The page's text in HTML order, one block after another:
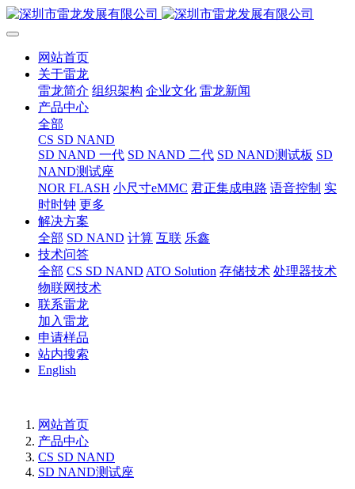
网站首页
关于雷龙
雷龙简介 组织架构 企业文化 雷龙新闻
产品中心
全部
CS SD NAND
SD NAND 一代 SD NAND 二代 SD NAND测试板 SD
NAND测试座
NOR FLASH 小尺寸eMMC 君正集成电路 语音控制 实
时时钟 更多
解决方案
全部 SD NAND 计算 互联 乐鑫
技术问答
全部 CS SD NAND ATO Solution 存储技术 处理器技术
物联网技术
联系雷龙
加入雷龙
申请样品
站内搜索
English
网站首页
产品中心
CS SD NAND
SD NAND测试座